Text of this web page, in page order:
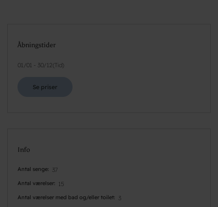
Åbningstider
01/01 - 30/12( Tid)
Se priser
Info
Antal senge 37
Antal værelser 15
Antal værelser med bad og/eller toilet 3